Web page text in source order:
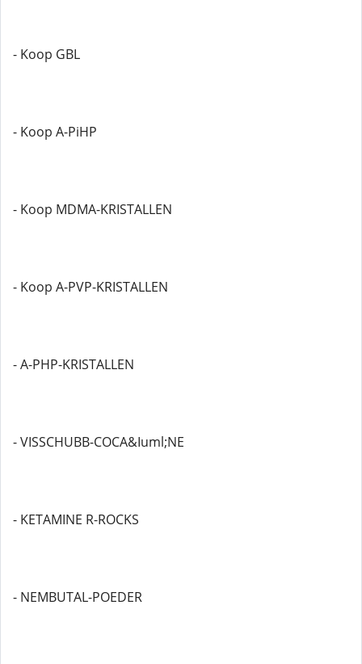
- Koop GBL
- Koop A-PiHP
- Koop MDMA-KRISTALLEN
- Koop A-PVP-KRISTALLEN
- A-PHP-KRISTALLEN
- VISSCHUBB-COCA&Iuml;NE
- KETAMINE R-ROCKS
- NEMBUTAL-POEDER